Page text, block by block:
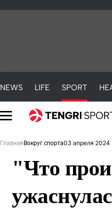
NEWS LIFE SPORT
ГлавнаяВокруг спорта03 апреля 2024
"Что